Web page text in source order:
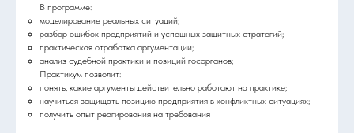
В программе:
моделирование реальных ситуаций;
разбор ошибок предприятий и успешных защитных стратегий;
практическая отработка аргументации;
анализ судебной практики и позиций госорганов;
Практикум позволит:
понять, какие аргументы действительно работают на практике;
научиться защищать позицию предприятия в конфликтных ситуациях;
получить опыт реагирования на требования